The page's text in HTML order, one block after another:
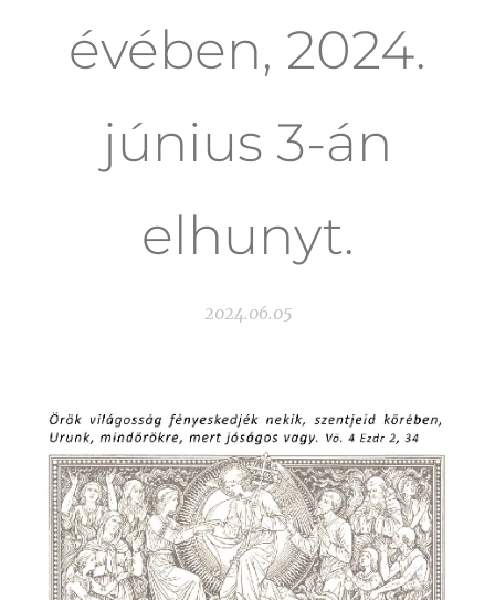
évében, 2024.
június 3-án
elhunyt.
2024.06.05